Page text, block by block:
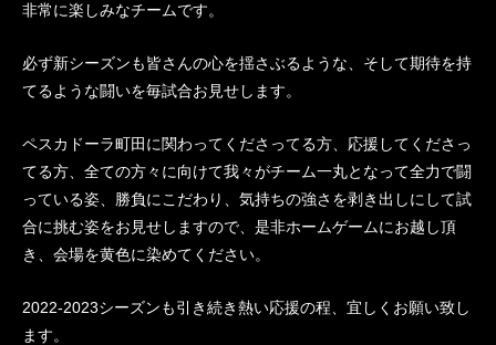
非常に楽しみなチームです。
必ず新シーズンも皆さんの心を揺さぶるような、そして期待を持
てるような闘いを毎試合お見せします。
ペスカドーラ町田に関わってくださってる方、応援してくださっ
てる方、全ての方々に向けて我々がチーム一丸となって全力で闘
っている姿、勝負にこだわり、気持ちの強さを剥き出しにして試
合に挑む姿をお見せしますので、是非ホームゲームにお越し頂
き、会場を黄色に染めてください。
2022-2023シーズンも引き続き熱い応援の程、宜しくお願い致し
ます。